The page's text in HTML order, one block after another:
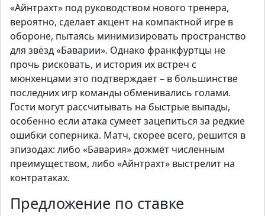
«Айнтрахт» под руководством нового тренера,
вероятно, сделает акцент на компактной игре в
обороне, пытаясь минимизировать пространство
для звёзд «Баварии». Однако франкфуртцы не
прочь рисковать, и история их встреч с
мюнхенцами это подтверждает – в большинстве
последних игр команды обменивались голами.
Гости могут рассчитывать на быстрые выпады,
особенно если атака сумеет зацепиться за редкие
ошибки соперника. Матч, скорее всего, решится в
эпизодах: либо «Бавария» дожмёт численным
преимуществом, либо «Айнтрахт» выстрелит на
контратаках.
Предложение по ставке